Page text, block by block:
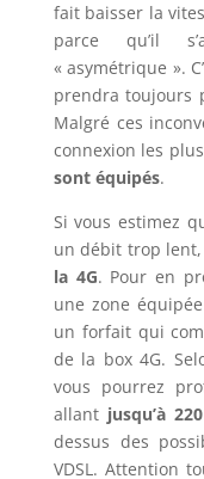
fait baisser la
parce qu’il
« asymétrique ».
prendra toujours
Malgré ces
connexion les
sont équipés.
Si vous estimez
un débit trop
la 4G. Pour en
une zone
un forfait qui
de la box 4G.
vous pourrez
allant jusqu’à
dessus des
VDSL. Attention